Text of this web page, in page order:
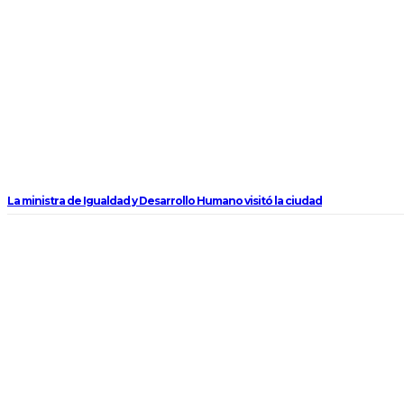
La ministra de Igualdad y Desarrollo Humano visitó la ciudad